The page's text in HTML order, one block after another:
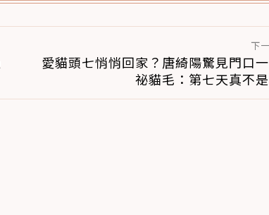
下
愛貓頭七悄悄回家？唐綺陽驚見門口
祕貓毛：第七天真不